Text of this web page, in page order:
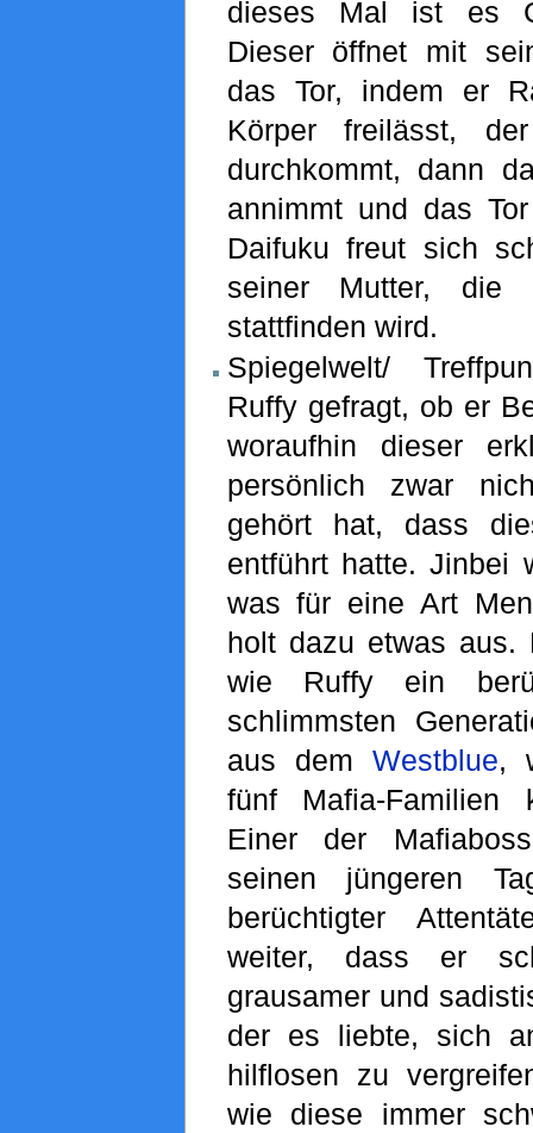
dieses Mal ist es
Dieser öffnet mit
das Tor, indem er
Körper freilässt,
durchkommt, dann
annimmt und das
Daifuku freut sich
seiner Mutter, die
stattfinden wird.
Spiegelwelt/
Ruffy gefragt, ob er
woraufhin dieser
persönlich zwar
gehört hat, dass
entführt hatte. Jinbei
was für eine Art
holt dazu etwas aus.
wie Ruffy ein
schlimmsten
aus dem Westblue,
fünf Mafia-Familien
Einer der
seinen jüngeren
berüchtigter
weiter, dass er
grausamer und
der es liebte, sich
hilflosen zu
wie diese immer